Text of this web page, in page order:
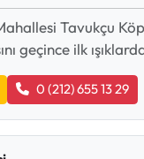
Tavukçu
geçince ilk
0 (212) 655 13 29